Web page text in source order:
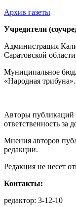
Архив газеты
Учредители
Администрация
Саратовской
Муниципальное
«Народная трибуна».
Авторы публикаций
ответственность за
Мнения авторов
редакции.
Редакция не несет
Контакты:
редактор: 3-12-10